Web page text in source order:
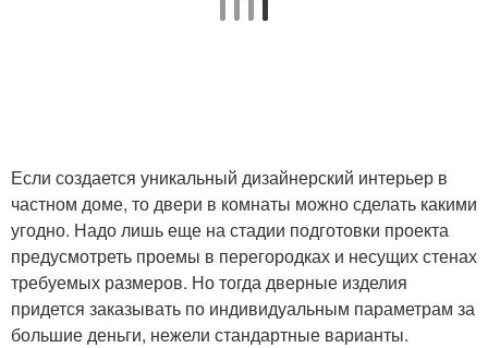
Если создается уникальный дизайнерский интерьер в
частном доме, то двери в комнаты можно сделать какими
угодно. Надо лишь еще на стадии подготовки проекта
предусмотреть проемы в перегородках и несущих стенах
требуемых размеров. Но тогда дверные изделия
придется заказывать по индивидуальным параметрам за
большие деньги, нежели стандартные варианты.